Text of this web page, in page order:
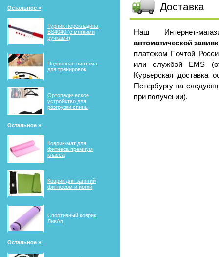
Остальное »
Турник-перекладина
BS4040 (с мягкими
ручками)
Подвесная система
для тренировок
Ортопедическое
устройство для
разгрузки спины
Остальное »
Коврик-мат для
фитнеса премиум
класса
Коврик для занятий
фитнесом и йогой
Спортивный коврик
ЛивАп
Остальное »
Доставка
Наш Интернет-
автоматической
платежом Почтой
или службой EMS
Курьерская доставка
Петербургу на
при получении).